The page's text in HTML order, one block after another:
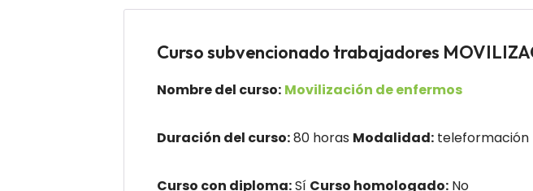
Curso subvencionado trabajadores
Nombre del curso: Movilización de enfermos
Duración del curso:80 horas Modalidad: teleformación
Curso con diploma:Sí Curso homologado: No